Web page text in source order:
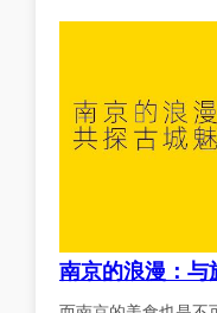
南京的浪漫：与